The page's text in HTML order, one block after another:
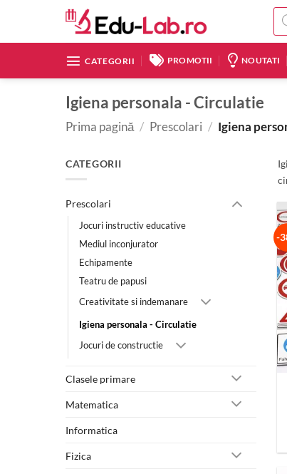
content
CATEGORII PROMOTII NOUTATI
Igiena personala - Circulatie
Prima pagină / Prescolari / Igiena
CATEGORII
Prescolari
Jocuri instructiv educative
Mediul inconjurator
Echipamente
Teatru de papusi
Creativitate si indemanare
Igiena personala - Circulatie
Jocuri de constructie
Clasele primare
Matematica
Informatica
Fizica
-